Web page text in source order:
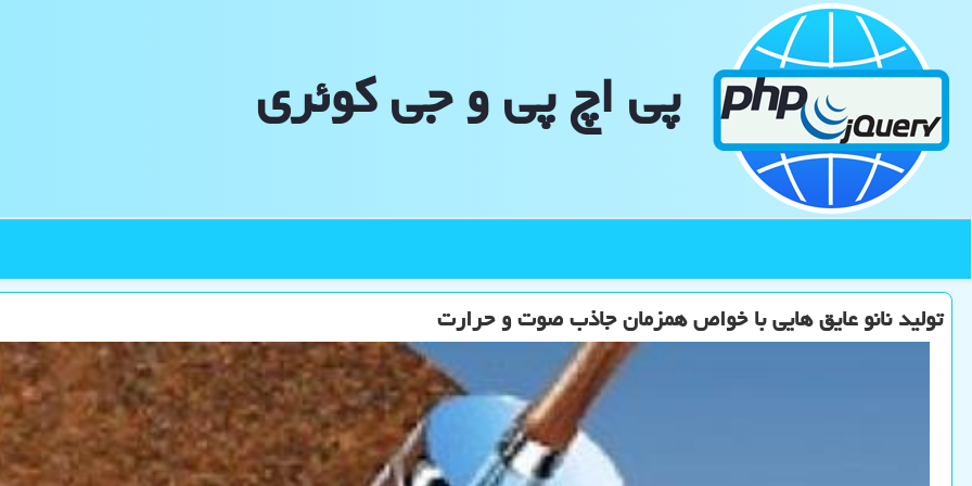
پی اچ پی و جی كوئری
تولید نانو عایق هایی با خواص همزمان جاذب صوت و حرارت